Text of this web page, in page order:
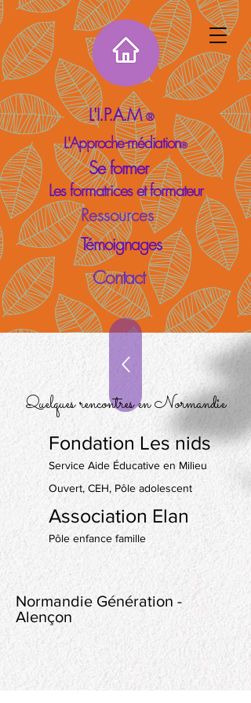
L'I.P.A.M®
L'Approche-médiation®
Se former
Les formatrices et formateur
Ressources
Témoignages
Contact
Quelques rencontres en Normandie
Fondation Les nids
Service Aide Éducative en Milieu
Ouvert, CEH, Pôle adolescent
Association Elan
Pôle enfance famille
Normandie Génération -
Alençon